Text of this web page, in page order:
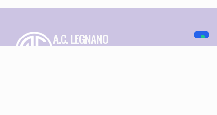
A.C. LEGNANO